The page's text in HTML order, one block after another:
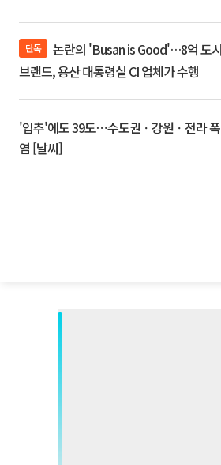
단독
브랜드, 용산 대통령실 CI 업체가 수행
'입추'에도 39도⋯수도권ㆍ강원ㆍ전라 폭
염 [날씨]